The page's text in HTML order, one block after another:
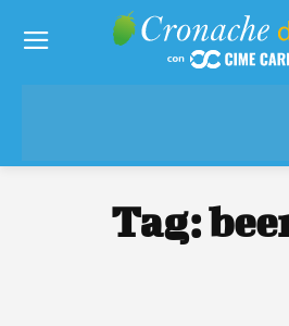
Tag: